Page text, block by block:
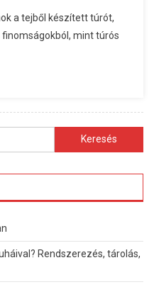
a tejből készített túrót,
finomságokból, mint túrós
Keresés:
Rendszerezés, tárolás,